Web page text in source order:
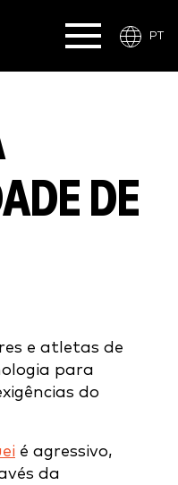
PT
DE
e atletas de
para
do
é agressivo,
da